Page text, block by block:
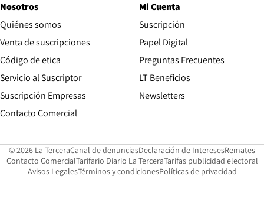
Nosotros
Quiénes somos
Venta de suscripciones
Código de etica Opens in new window
Servicio al Suscriptor
Suscripción Empresas
Contacto Comercial
Mi Cuenta
Suscripción
Papel Digital
Preguntas Frecuentes
LT Beneficios
Newsletters
© 2026 La TerceraCanal de denunciasOpens in new window
Declaración de InteresesOpens in
Remates
Contacto ComercialOpens in new window
Tarifario Diario La TerceraOpens in new window
Tarifas publicidad electoral
Avisos LegalesOpens in new window
Términos y condicionesPolíticas de privacidad